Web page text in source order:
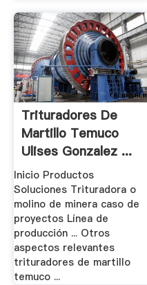
Trituradores De
Martillo Temuco
Ulises Gonzalez ...
Inicio Productos
Soluciones Trituradora o
molino de minera caso de
proyectos Línea de
producción ... Otros
aspectos relevantes
trituradores de martillo
temuco ...